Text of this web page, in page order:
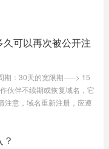
可以再次被公开注
期：30天的宽限期-----> 15
伙伴不续期或恢复域名，它
注意，域名重新注册，应遵